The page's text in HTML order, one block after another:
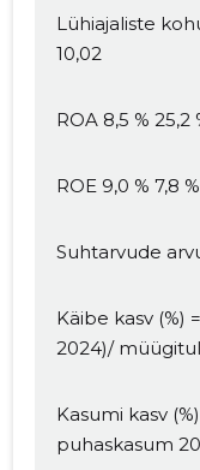
Lühiajaliste
10,02
ROA 8,5 % 25,2
ROE 9,0 % 7,8 %
Suhtarvude
Käibe kasv (%)
2024)/
Kasumi kasv
puhaskasum